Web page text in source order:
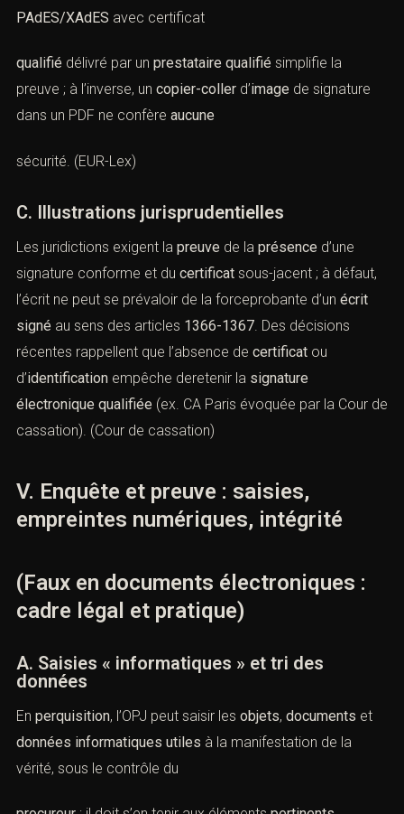
scellé) fragilise la signature. (Légifrance
Le règlementeIDASinterdit derefuserl’effet juridique
d’unesignature électroniqueau seul motif de sa forme ;
toutefois,toutes les signatures
ne se valent pas : la
PAdES/XAdESavec certificat
qualifiédélivré par unprestataire qualifié simplifie la
preuve ; à l’inverse, uncopier-coller d’imagede signature
dans un PDF ne confèreaucune
sécurité. (EUR-Lex)
C. Illustrations jurisprudentielles
Les juridictions exigent la preuve
défaut, l’écrit ne peut se prévaloir de la forceprobante
d’unécrit signéau sens desarticles1366-1367.Des
ou d’
identification empêche deretenir la
signature
électronique qualifiée
(ex. CA Paris évoquée par la Cour
de cassation). (
Cour de cassation
V. Enquête et preuve : saisies,
empreintes numériques, intégrité
(Faux en documents électroniques :
cadre légal et pratique)
avocat spécialisé en droit pénal ? Laissez-nous vos
contacterons.
compétent *